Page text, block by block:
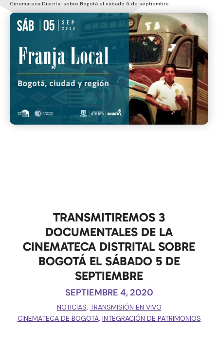
Cinemateca Distrital sobre Bogotá el sábado 5 de septiembre
TRANSMITIREMOS 3
DOCUMENTALES DE LA
CINEMATECA DISTRITAL SOBRE
BOGOTÁ EL SÁBADO 5 DE
SEPTIEMBRE
SEPTIEMBRE 4, 2020
NOTICIAS, TRANSMISIÓN EN VIVO
CINEMATECA DE BOGOTÁ, INTEGRACIÓN DE PATRIMONIOS